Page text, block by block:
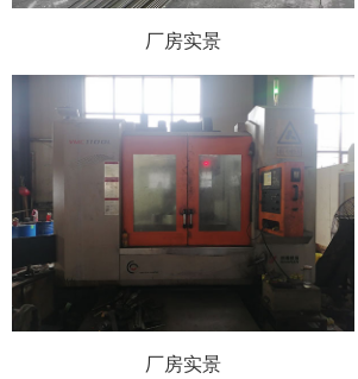
厂房实景
厂房实景